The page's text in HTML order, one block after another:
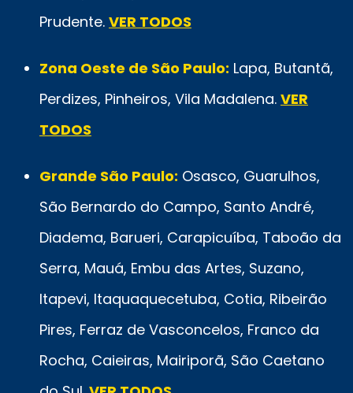
Prudente. VER TODOS
Zona Oeste de São Paulo: Lapa, Butantã,
Perdizes, Pinheiros, Vila Madalena. VER
TODOS
Grande São Paulo: Osasco, Guarulhos,
São Bernardo do Campo, Santo André,
Diadema, Barueri, Carapicuíba, Taboão da
Serra, Mauá, Embu das Artes, Suzano,
Itapevi, Itaquaquecetuba, Cotia, Ribeirão
Pires, Ferraz de Vasconcelos, Franco da
Rocha, Caieiras, Mairiporã, São Caetano